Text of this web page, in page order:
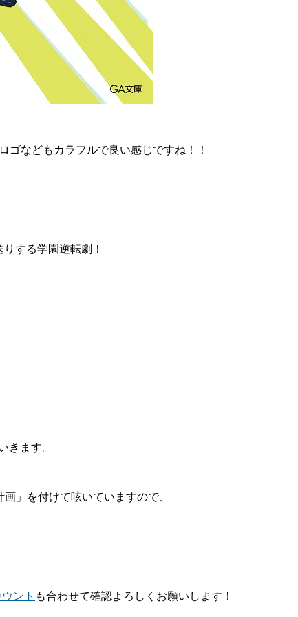
ゴなどもカラフルで良い感じですね！！
する学園逆転劇！
きます。
」を付けて呟いていますので、
ント も合わせて確認よろしくお願いします！